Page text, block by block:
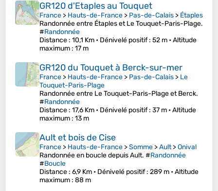
GR120 d'Etaples au Touquet
France > Hauts-de-France > Pas-de-Calais > Étaples
Randonnée entre Étaples et Le Touquet-Paris-Plage.
#Randonnée
Distance : 10,1 Km • Dénivelé positif: 52 m •Altitude
maximum : 17 m
GR120 du Touquet à Berck-sur-mer
France > Hauts-de-France > Pas-de-Calais > Le
Touquet-Paris-Plage
Randonnée entre Le Touquet-Paris-Plage et Berck.
#Randonnée
Distance : 17,6 Km • Dénivelé positif: 37 m •Altitude
maximum : 13 m
Ault et bois de Cise
France > Hauts-de-France >Somme >Ault>Onival
Randonnée en boucle depuis Ault. #Randonnée
#Boucle
Distance : 6,9 Km • Dénivelé positif: 289 m •Altitude
maximum : 88 m